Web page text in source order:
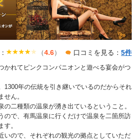
（4.6） 口コミを見る： 5件
かれてピンクコンパニオンと遊べる宴会がつ
1300年の伝統を引き継いでいるのだからそれ
せん。
の二種類の温泉が湧き出ているということ。
ので、有馬温泉に行くだけで温泉を二箇所訪
。
いので、それぞれの観光の拠点としていただ